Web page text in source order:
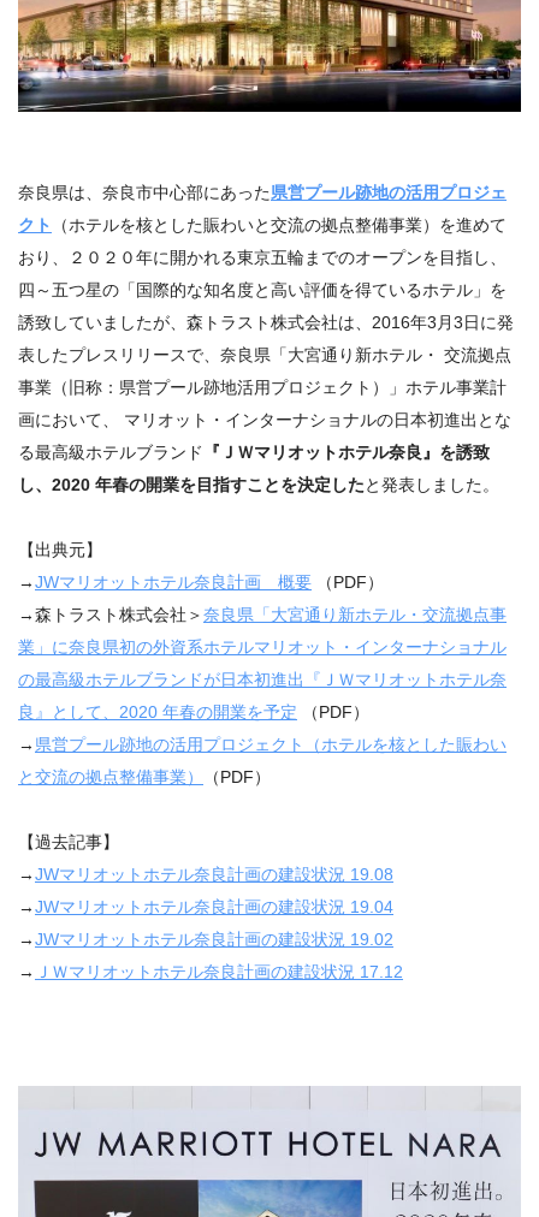
奈良県は、奈良市中心部にあった県営プール跡地の活⽤プロジェ
クト
（ホテルを核とした賑わいと交流の拠点整備事業）を進めて
おり、
２０２０年に開かれる東京五輪までのオープンを目指し、
四～五つ星の「国際的な知名度と高い評価を得ているホテル」を
誘致していましたが、森トラスト株式会社は、2016年3月3日に発
表したプレスリリースで、奈良県「大宮通り新ホテル・ 交流拠点
事業（旧称：県営プール跡地活用プロジェクト）」ホテル事業計
画において、 マリオット・インターナショナルの日本初進出とな
る最高級ホテルブランド
『ＪＷマリオットホテル奈良』を誘致
し、2020 年春の開業を目指すことを決定したと発表しました。
【出典元】
→JWマリオットホテル奈良計画 概要 （PDF）
→森トラスト株式会社＞奈良県「大宮通り新ホテル・交流拠点事
業」に奈良県初の外資系ホテルマリオット・インターナショナル
の最高級ホテルブランドが日本初進出
『ＪＷマリオットホテル奈
良』として、 2020 年春の開業を予定 （PDF）
→ 県営プール跡地の活⽤プロジェクト（ホテルを核とした賑わい
と交流の拠点整備事業）
（PDF）
【過去記事】
→JWマリオットホテル奈良計画の建設状況 19.08
→JWマリオットホテル奈良計画の建設状況 19.04
→JWマリオットホテル奈良計画の建設状況 19.02
→
ＪＷマリオットホテル奈良計画の建設状況 17.12